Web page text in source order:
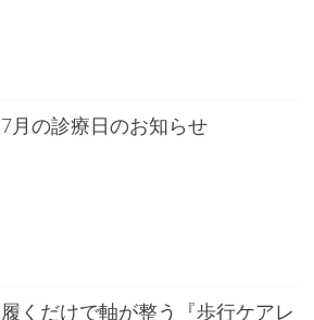
7月の診療日のお知らせ
履くだけで軸が整う『歩行ケアレ